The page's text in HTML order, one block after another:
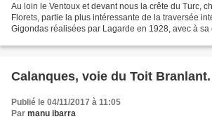
Au loin le Ventoux et devant nous la crête du Turc,
Florets, partie la plus intéressante de la traversée
Gigondas réalisées par Lagarde en 1928, avec à sa
Calanques, voie du Toit Branlant.
Publié le 04/11/2017 à 11:05
Par manu ibarra